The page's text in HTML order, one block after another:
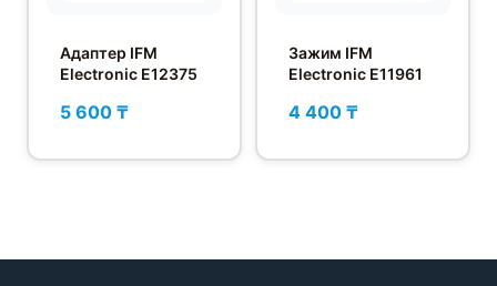
Адаптер IFM
Electronic E12375
5 600 ₸
Зажим IFM
Electronic E11961
4 400 ₸